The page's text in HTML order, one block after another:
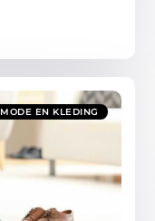
MODE EN KLEDING